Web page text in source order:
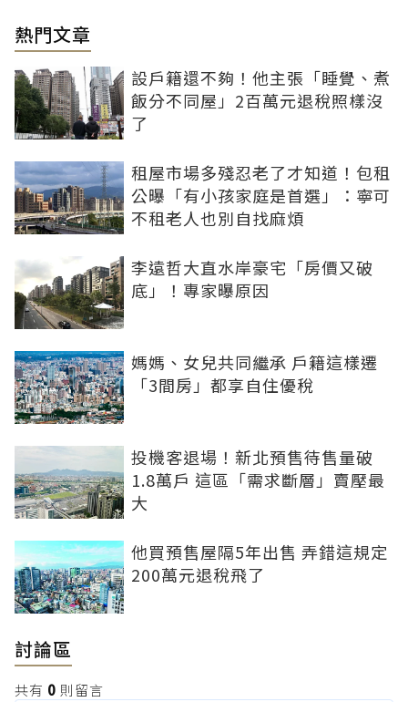
熱門文章
設戶籍還不夠！他主張「睡覺、煮
飯分不同屋」2百萬元退稅照樣沒
了
租屋市場多殘忍老了才知道！包租
公曝「有小孩家庭是首選」：寧可
不租老人也別自找麻煩
李遠哲大直水岸豪宅「房價又破
底」！專家曝原因
媽媽、女兒共同繼承 戶籍這樣遷
「3間房」都享自住優稅
投機客退場！新北預售待售量破
1.8萬戶 這區「需求斷層」賣壓最
大
他買預售屋隔5年出售 弄錯這規定
200萬元退稅飛了
討論區
共有 0 則留言